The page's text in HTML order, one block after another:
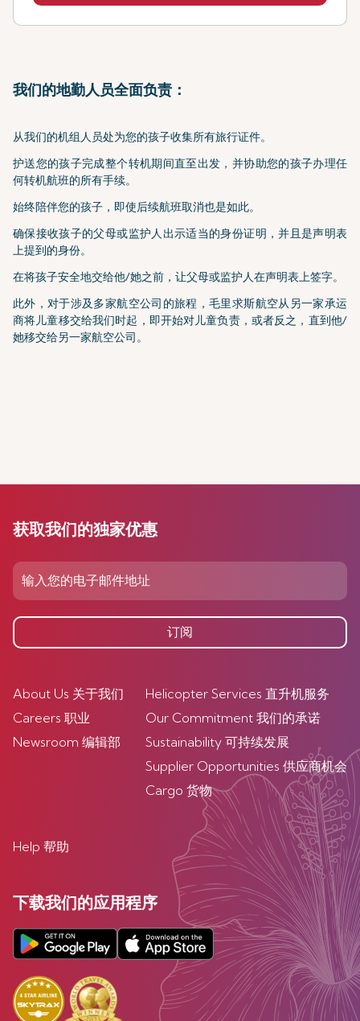
我们的地勤人员全面负责：
从我们的机组人员处为您的孩子收集所有旅行证件。
护送您的孩子完成整个转机期间直至出发，并协助您的孩子办理任
何转机航班的所有手续。
始终陪伴您的孩子，即使后续航班取消也是如此。
确保接收孩子的父母或监护人出示适当的身份证明，并且是声明表
上提到的身份。
在将孩子安全地交给他/她之前，让父母或监护人在声明表上签字。
此外，对于涉及多家航空公司的旅程，毛里求斯航空从另一家承运
商将儿童移交给我们时起，即开始对儿童负责，或者反之，直到他/
她移交给另一家航空公司。
获取我们的独家优惠
订阅
About Us 关于我们
Careers 职业
Newsroom 编辑部
Helicopter Services 直升机服务
Our Commitment 我们的承诺
Sustainability 可持续发展
Supplier Opportunities 供应商机会
Cargo 货物
Help 帮助
下载我们的应用程序